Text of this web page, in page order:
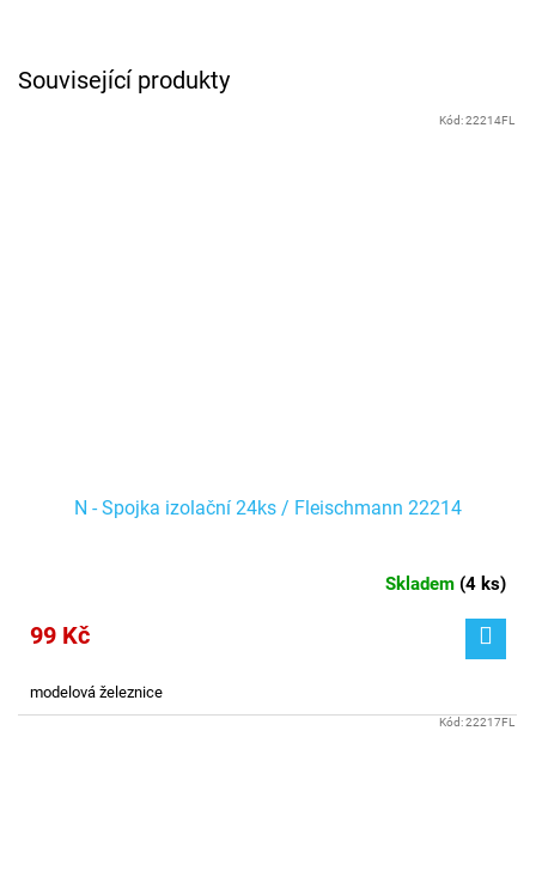
Související produkty
N - Spojka izolační 24ks / Fleischmann 22214
Skladem (4 ks)
99 Kč
modelová železnice
Kód:22214FL
Kód:22217FL